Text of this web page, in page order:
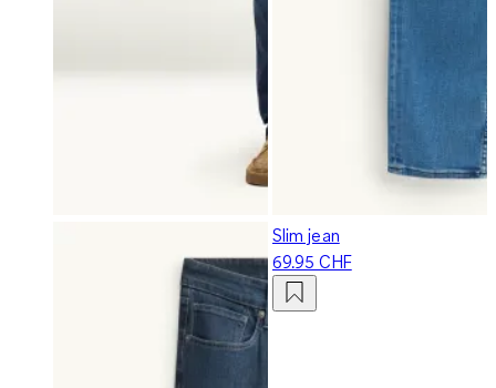
Slim jean
69.95 CHF